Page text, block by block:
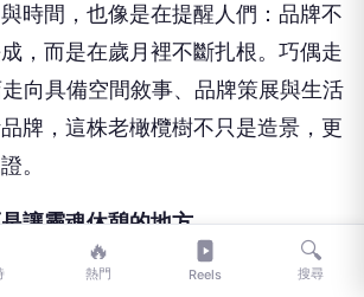
時間，也像是在提醒人們：品牌不
，而是在歲月裡不斷扎根。巧偶走
向具備空間敘事、品牌策展與生活
牌，這株老橄欖樹不只是造景，更
。
讓靈魂休憩的地方
己「不只是花店」。這句話之所以
🔥
熱門 Reels
🔍
搜尋